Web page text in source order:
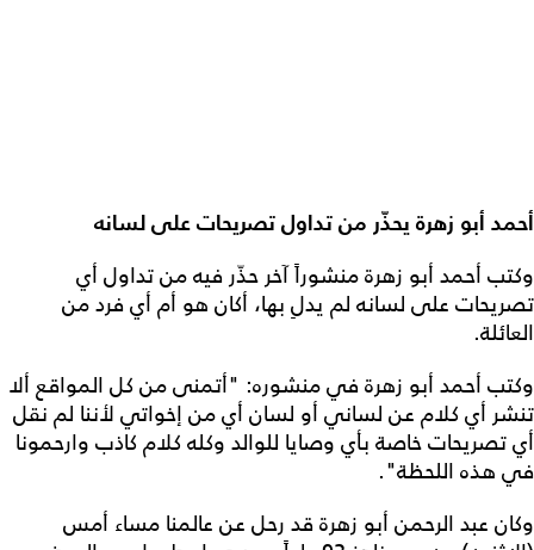
أحمد أبو زهرة يحذّر من تداول تصريحات على لسانه
وكتب أحمد أبو زهرة منشوراً آخر حذّر فيه من تداول أي
تصريحات على لسانه لم يدلِ بها، أكان هو أم أي فرد من
العائلة.
وكتب أحمد أبو زهرة في منشوره: "أتمنى من كل المواقع ألا
تنشر أي كلام عن لساني أو لسان أي من إخواتي لأننا لم نقل
أي تصريحات خاصة بأي وصايا للوالد وكله كلام كاذب وارحمونا
في هذه اللحظة".
وكان عبد الرحمن أبو زهرة قد رحل عن عالمنا مساء أمس